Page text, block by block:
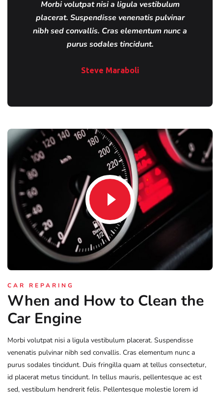
Morbi volutpat nisi a ligula vestibulum
placerat. Suspendisse venenatis pulvinar
nibh sed convallis. Cras elementum nunc a
purus sodales tincidunt.
Steve Maraboli
CAR REPARING
When and How to Clean the
Car Engine
Morbi volutpat nisi a ligula vestibulum placerat. Suspendisse
venenatis pulvinar nibh sed convallis. Cras elementum nunc a
purus sodales tincidunt. Duis fringilla quam at tellus consectetur,
id placerat metus tincidunt. In tellus mauris, pellentesque ac est
sed, vestibulum hendrerit felis. Pellentesque molestie lorem id